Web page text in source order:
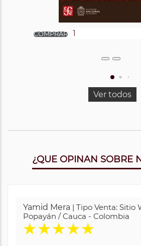
Ver todos
¿QUE OPINAN SOBRE
Yamid Mera | Tipo Venta: Sitio
Popayán / Cauca - Colombia
★★★★★